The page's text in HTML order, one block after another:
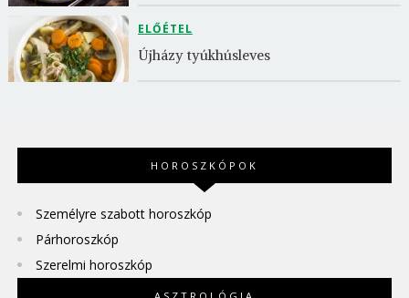
ELŐÉTEL
Újházy tyúkhúsleves
HOROSZKÓPOK
Személyre szabott horoszkóp
Párhoroszkóp
Szerelmi horoszkóp